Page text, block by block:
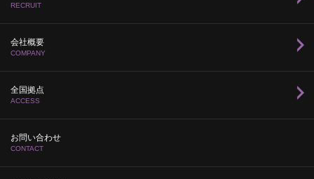
RECRUIT
会社概要
COMPANY
全国拠点
ACCESS
お問い合わせ
CONTACT